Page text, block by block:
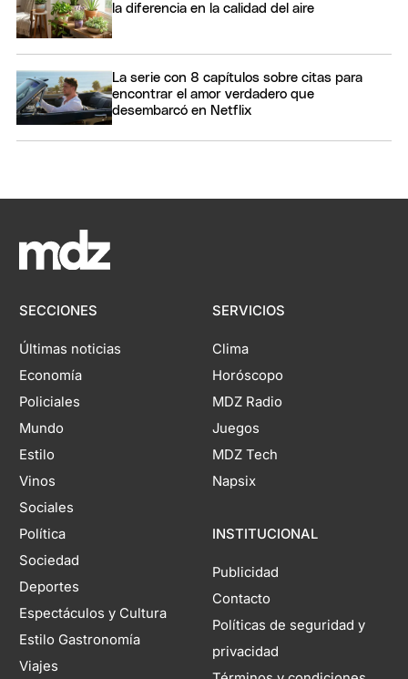
la diferencia en la calidad del aire
La serie con 8 capítulos sobre citas para
encontrar el amor verdadero que
desembarcó en Netflix
SECCIONES
Últimas noticias
Economía
Policiales
Mundo
Estilo
Vinos
Sociales
Política
Sociedad
Deportes
Espectáculos y Cultura
Estilo Gastronomía
Viajes
SERVICIOS
Clima
Horóscopo
MDZ Radio
Juegos
MDZ Tech
Napsix
INSTITUCIONAL
Publicidad
Contacto
Políticas de seguridad y
privacidad